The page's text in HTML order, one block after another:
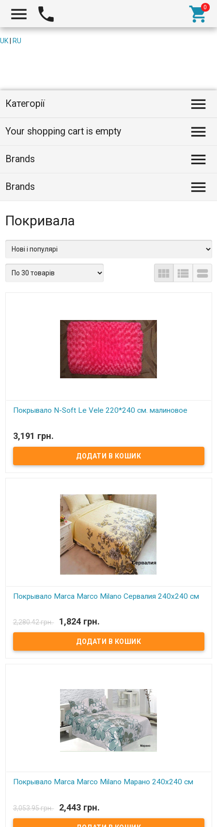
  
UK RU
Категорії 
Your shopping cart is empty 
Brands 
Brands 
Покривала
  
Покрывало N-Soft Le Vele 220*240 см. малиновое
Мягкое покрывало с эффектом розочек. Цвет: малиновый
Размер: 220х240 см. Материал: микрофибра N-soft.
Производитель: Le Vele (Турция).
3,191 грн.
Покрывало Marca Marco Milano Сервалия 240х240 см
см - 2 шт. Размер: 240х240 см Состав: полиэстр с добавками
хлопка, обработанный специальной пропиткой от кашлатанья и
скольжения. Наполнитель: синтепон. Производитель: Marca
Marco Milano(Италия)
2,280.42 грн. 1,824 грн.
Покрывало Marca Marco Milano Марано 240х240 см
Покрывало Marca Marco Milano: размер: 240х240 см Состав: 100%
хлопок, обработанный специальной пропиткой от кашлатанья и
3,053.95 грн. 2,443 грн.